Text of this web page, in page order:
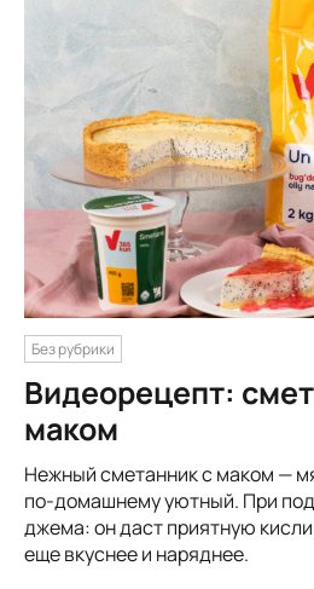
Без рубрики
Видеорецепт:
маком
Нежный сметанник с маком —
по-домашнему уютный. При
джема: он даст приятную
еще вкуснее и наряднее.